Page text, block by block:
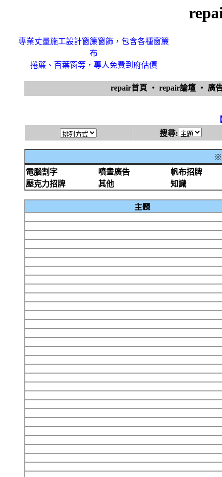
專業丈量施工設計窗簾窗飾，包含各種窗簾
布
捲簾、百葉窗等，專人免費到府估價
repair首頁 ‧ repair論壇 ‧ 廣
搜尋:
※
電腦割字
噴畫廣告
帆布招牌
壓克力招牌
其他 知識
主題